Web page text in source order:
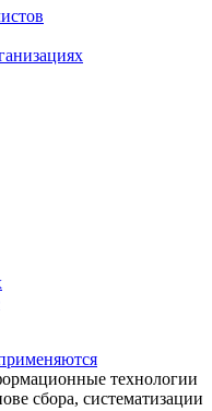
технологии
сбора, систематизации